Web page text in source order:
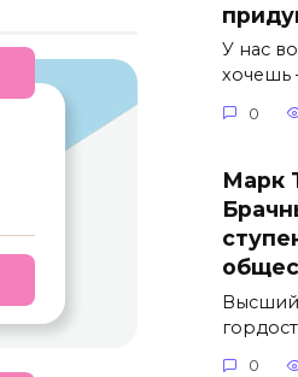
У нас
хочешь
0
Марк
Высший
0